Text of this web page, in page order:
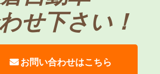
せ下さい！
お問い合わせはこちら